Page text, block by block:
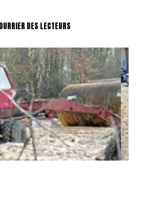
DES LECTEURS